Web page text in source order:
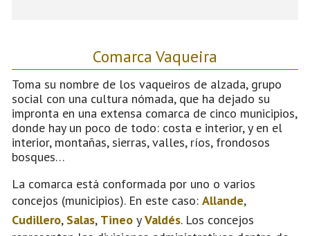
Comarca Vaqueira
Toma su nombre de los vaqueiros de alzada, grupo
social con una cultura nómada, que ha dejado su
impronta en una extensa comarca de cinco municipios,
donde hay un poco de todo: costa e interior, y en el
interior, montañas, sierras, valles, ríos, frondosos
bosques…
La comarca está conformada por uno o varios
concejos (municipios). En este caso: Allande,
Cudillero, Salas, Tineo yValdés. Los concejos